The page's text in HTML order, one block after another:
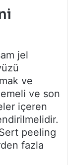
jel
ve
ve son
içeren
peeling
fazla